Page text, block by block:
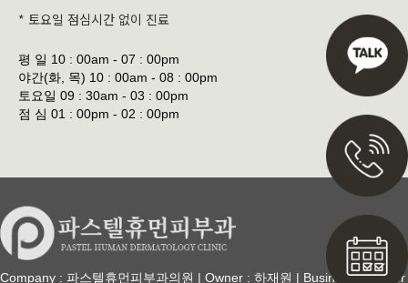
* 토요일 점심시간 없이 진료
평 일 10 : 00am - 07 : 00pm
야간(화, 목) 10 : 00am - 08 : 00pm
토요일 09 : 30am - 03 : 00pm
점 심 01 : 00pm - 02 : 00pm
Company : 파스텔휴먼피부과의원 | Owner : 하재원 | Business Number